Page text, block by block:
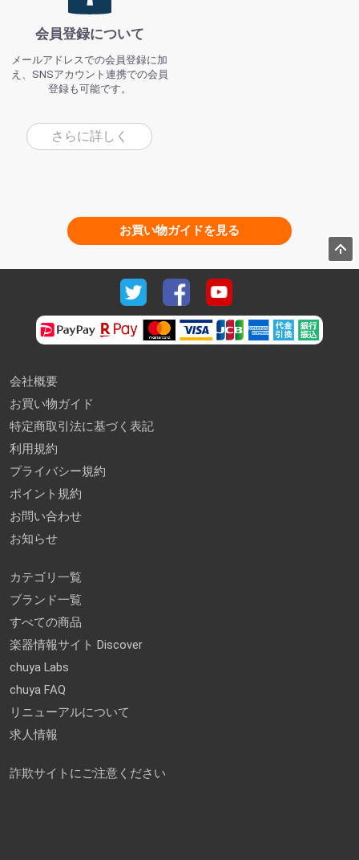
会員登録について
メールアドレスでの会員登録に加
え、SNSアカウント連携での会員
登録も可能です。
さらに詳しく
お買い物ガイドを見る
会社概要
お買い物ガイド
特定商取引法に基づく表記
利用規約
プライバシー規約
ポイント規約
お問い合わせ
お知らせ
カテゴリ一覧
ブランド一覧
すべての商品
楽器情報サイト Discover
chuya Labs
chuya FAQ
リニューアルについて
求人情報
詐欺サイトにご注意ください